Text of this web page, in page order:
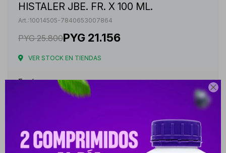

HISTALER JBE. FR. X 100 ML.
10014505-7840653007864
PYG 25.800PYG 21.156
VER STOCK EN TIENDAS
Envíos
Medios de pago